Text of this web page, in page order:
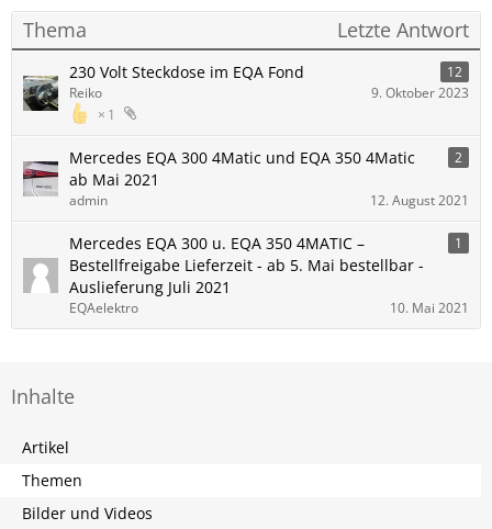
Thema Letzte Antwort
230 Volt Steckdose im EQA Fond 12
1
Reiko 9. Oktober 2023
Mercedes EQA 300 4Matic und EQA 350 4Matic
ab Mai 2021
2
admin 12. August 2021
Mercedes EQA 300 u. EQA 350 4MATIC –
Bestellfreigabe Lieferzeit - ab 5. Mai bestellbar -
Auslieferung Juli 2021
1
EQAelektro 10. Mai 2021
Inhalte
Artikel
Themen
Bilder und Videos